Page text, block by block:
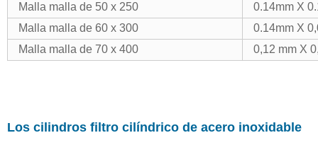
Malla malla de 50 x 250
0.14mm X
Malla malla de 60 x 300
0.14mm X
Malla malla de 70 x 400
0,12 mm X
Los cilindros filtro cilíndrico de acero inoxidable